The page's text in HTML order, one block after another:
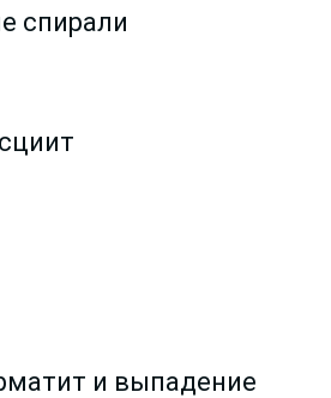
спирали
и выпадение